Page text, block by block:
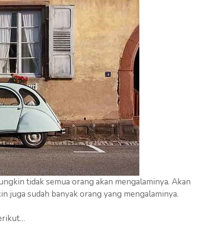
tidak semua orang akan mengalaminya. Akan
juga sudah banyak orang yang mengalaminya.